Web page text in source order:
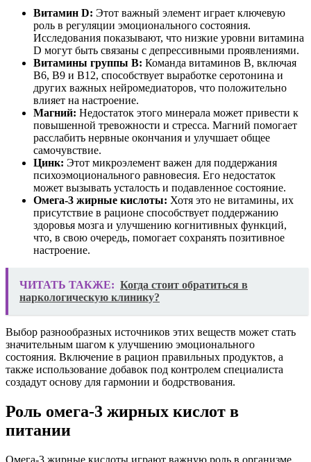
Витамин D: Этот важный элемент играет ключевую
роль в регуляции эмоционального состояния.
Исследования показывают, что низкие уровни витамина
D могут быть связаны с депрессивными проявлениями.
Витамины группы B: Команда витаминов B, включая
B6, B9 и B12, способствует выработке серотонина и
других важных нейромедиаторов, что положительно
влияет на настроение.
Магний: Недостаток этого минерала может привести к
повышенной тревожности и стресса. Магний помогает
расслабить нервные окончания и улучшает общее
самочувствие.
Цинк: Этот микроэлемент важен для поддержания
психоэмоционального равновесия. Его недостаток
может вызывать усталость и подавленное состояние.
Омега-3 жирные кислоты: Хотя это не витамины, их
присутствие в рационе способствует поддержанию
здоровья мозга и улучшению когнитивных функций,
что, в свою очередь, помогает сохранять позитивное
настроение.
ЧИТАТЬ ТАКЖЕ: Когда стоит обратиться в
наркологическую клинику?
Выбор разнообразных источников этих веществ может стать
значительным шагом к улучшению эмоционального
состояния. Включение в рацион правильных продуктов, а
также использование добавок под контролем специалиста
создадут основу для гармонии и бодрствования.
Роль омега-3 жирных кислот в
питании